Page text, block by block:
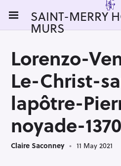
i
SAINT-MERRY
MURS
Lorenzo-
Le-Christ-
lapôtre-
noyade-
Claire Saconney 11 May 2021